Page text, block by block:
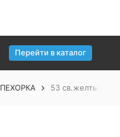
Перейти в каталог
ПЕХОРКА 53 св.желтый